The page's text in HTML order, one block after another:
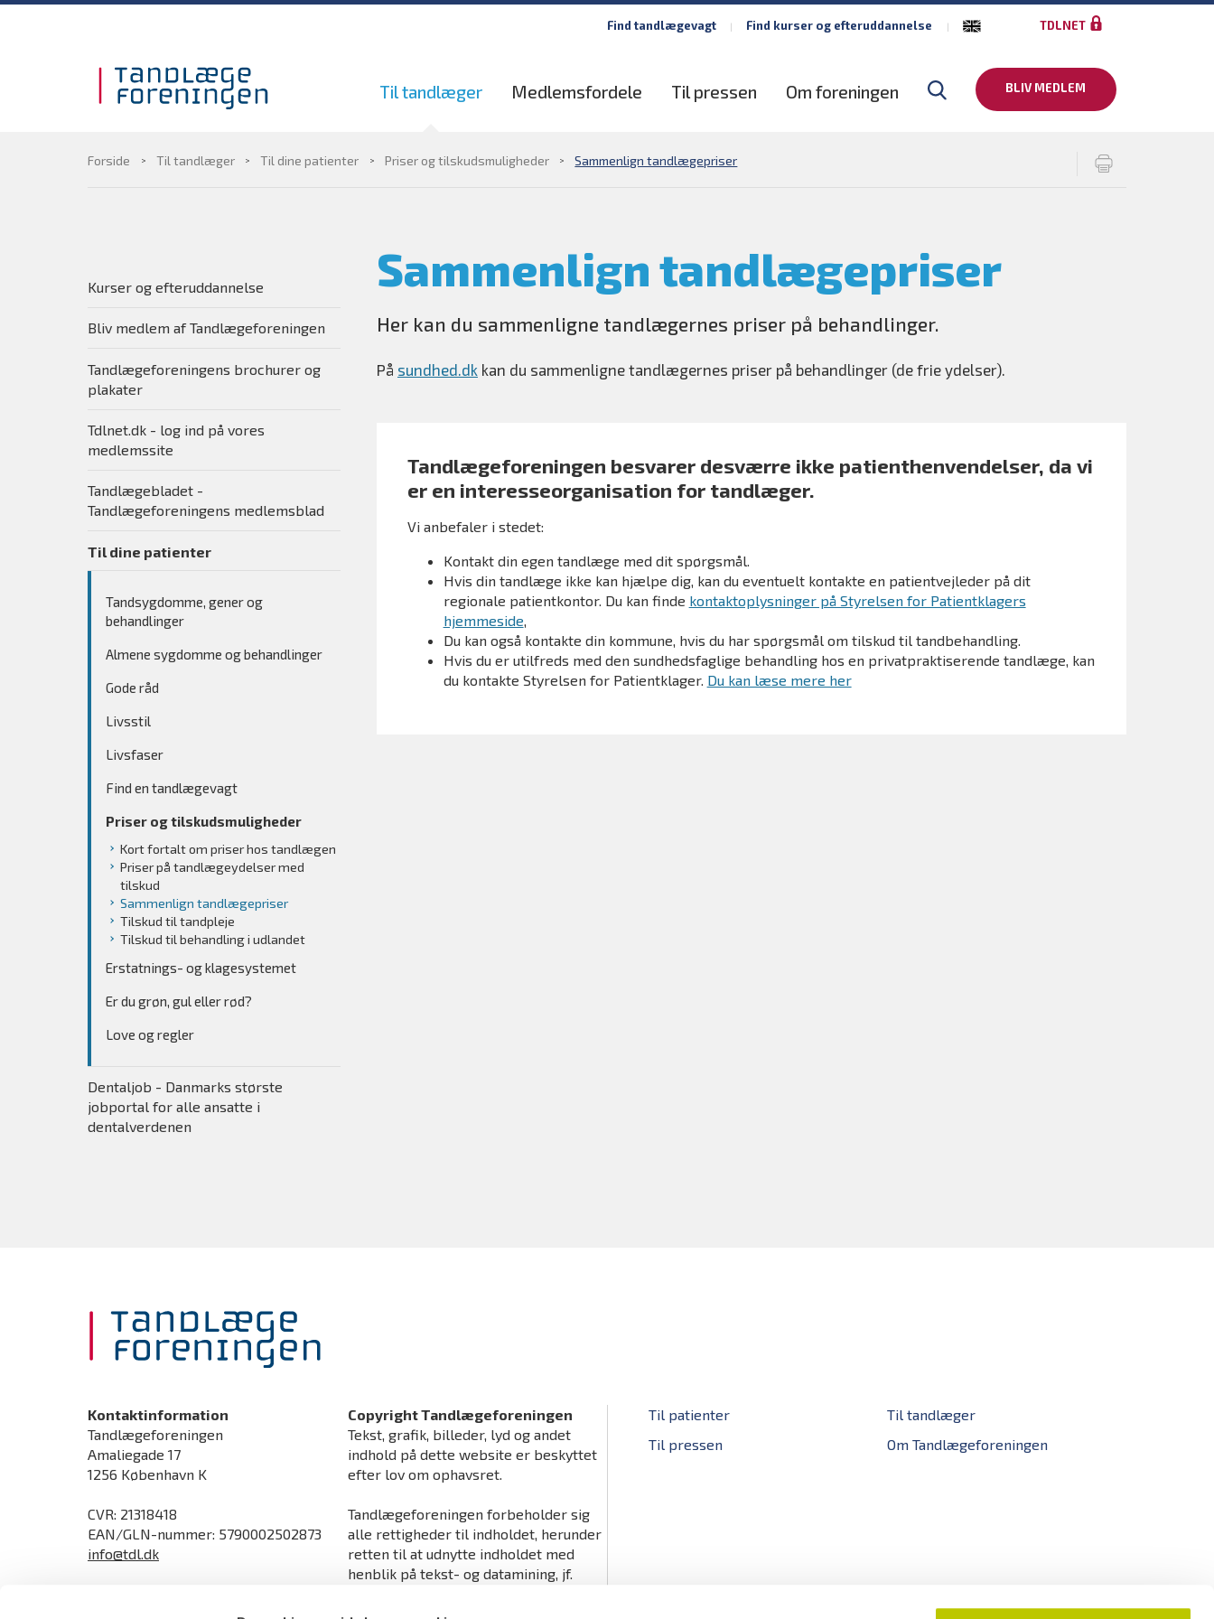
Find tandlægevagt Find kurser og efteruddannelse TDLNET
Til tandlæger Medlemsfordele Til pressen Om foreningen BLIV MEDLEM
Forside Til tandlæger Til dine patienter Priser og tilskudsmuligheder Sammenlign tandlægepriser
Kurser og efteruddannelse
Bliv medlem af Tandlægeforeningen
Tandlægeforeningens brochurer og
plakater
Tdlnet.dk - log ind på vores
medlemssite
Tandlægebladet -
Tandlægeforeningens medlemsblad
Til dine patienter
Tandsygdomme, gener og
behandlinger
Almene sygdomme og behandlinger
Gode råd
Livsstil
Livsfaser
Find en tandlægevagt
Priser og tilskudsmuligheder
Kort fortalt om priser hos tandlægen
Priser på tandlægeydelser med
tilskud
Sammenlign tandlægepriser
Tilskud til tandpleje
Tilskud til behandling i udlandet
Erstatnings- og klagesystemet
Er du grøn, gul eller rød?
Love og regler
Dentaljob - Danmarks største
jobportal for alle ansatte i
dentalverdenen
Sammenlign tandlægepriser
Her kan du sammenligne tandlægernes priser på behandlinger.
På sundhed.dk kan du sammenligne tandlægernes priser på behandlinger (de frie ydelser).
Tandlægeforeningen besvarer desværre ikke patienthenvendelser, da vi
er en interesseorganisation for tandlæger.
Vi anbefaler i stedet:
Kontakt din egen tandlæge med dit spørgsmål.
Hvis din tandlæge ikke kan hjælpe dig, kan du eventuelt kontakte en patientvejleder på dit
regionale patientkontor. Du kan finde kontaktoplysninger på Styrelsen for Patientklagers
hjemmeside
Du kan også kontakte din kommune, hvis du har spørgsmål om tilskud til tandbehandling.
Hvis du er utilfreds med den sundhedsfaglige behandling hos en privatpraktiserende tandlæge, kan
du kontakte Styrelsen for Patientklager. Du kan læse mere her
Kontaktinformation
Tandlægeforeningen
Amaliegade 17
1256 København K
CVR: 21318418
EAN/GLN-nummer: 5790002502873
info@tdl.dk
Man-torsdag kl. 9.00-16.00
Copyright Tandlægeforeningen
Tekst, grafik, billeder, lyd og andet
indhold på dette website er beskyttet
efter lov om ophavsret.
Tandlægeforeningen forbeholder sig
alle rettigheder til indholdet, herunder
retten til at udnytte indholdet med
henblik på tekst- og datamining, jf.
direktivets artikel 4.
Til patienter
Til tandlæger
Til pressen
Om Tandlægeforeningen